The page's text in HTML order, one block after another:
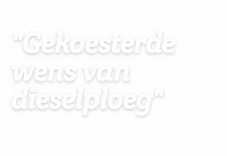
"Gekoesterde
wens van
dieselploeg"